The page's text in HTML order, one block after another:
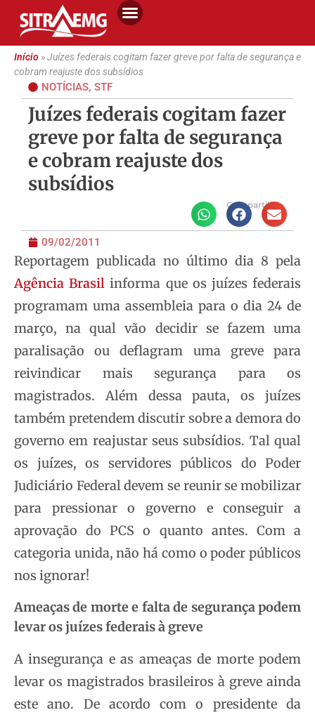
Início»Juízes federais cogitam fazer greve por falta de segurança e
cobram reajuste dos subsídios
NOTÍCIAS, STF
Juízes federais cogitam fazer
greve por falta de segurança
e cobram reajuste dos
subsídios
Compartilhe
09/02/2011
Reportagem publicada no último dia 8 pela
Agência Brasil informa que os juízes federais
programam uma assembleia para o dia 24 de
março, na qual vão decidir se fazem uma
paralisação ou deflagram uma greve para
reivindicar mais segurança para os
magistrados. Além dessa pauta, os juízes
também pretendem discutir sobre a demora do
governo em reajustar seus subsídios. Tal qual
os juízes, os servidores públicos do Poder
Judiciário Federal devem se reunir se mobilizar
para pressionar o governo e conseguir a
aprovação do PCS o quanto antes. Com a
categoria unida, não há como o poder públicos
nos ignorar!
Ameaças de morte e falta de segurança podem
levar os juízes federais à greve
A insegurança e as ameaças de morte podem
levar os magistrados brasileiros à greve ainda
este ano. De acordo com o presidente da